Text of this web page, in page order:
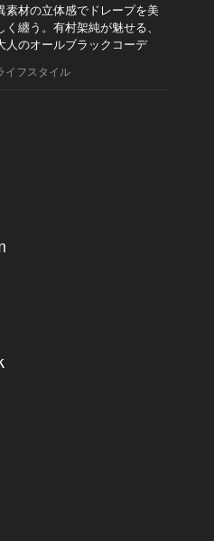
素材の立体感でドレープを美
く纏う。有村架純が魅せる、
人のオールブラックコーデ
イフスタイル